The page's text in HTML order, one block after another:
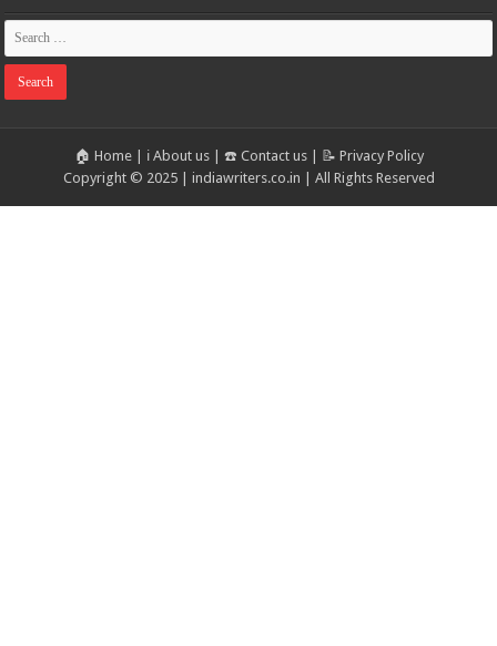
🏠 Home| ℹ️ About us| ☎️ Contact us|
📝 Privacy Policy
Copyright © 2025 | indiawriters.co.in | All Rights Reserved